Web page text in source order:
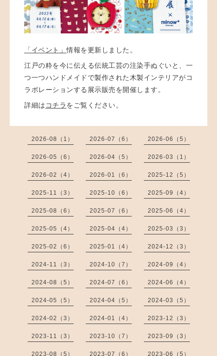
「イベント」情報を更新しました。
江戸の粋を今に伝える伝統工芸の注染手ぬぐいと、一
つ一つハンドメイドで製作された木製インテリアがコ
ラボレーションする展示販売を開催します。
詳細は コチラをご覧ください。
2026-08（1） 2026-07（6） 2026-06（5）
2026-05（6） 2026-04（5） 2026-03（1）
2026-02（4） 2026-01（6） 2025-12（5）
2025-11（3） 2025-10（6） 2025-09（4）
2025-08（6） 2025-07（6） 2025-06（4）
2025-05（4） 2025-04（4） 2025-03（3）
2025-02（6） 2025-01（4） 2024-12（3）
2024-11（3） 2024-10（7） 2024-09（4）
2024-08（5） 2024-07（6） 2024-06（4）
2024-05（5） 2024-04（5） 2024-03（5）
2024-02（3） 2024-01（4） 2023-12（3）
2023-11（3） 2023-10（7） 2023-09（3）
2023-08（5） 2023-07（6） 2023-06（5）